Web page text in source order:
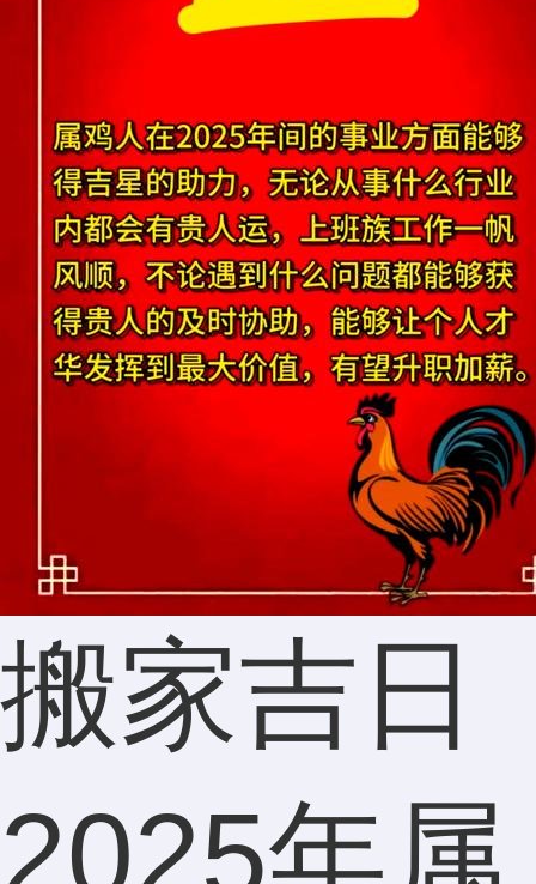
换了。
李先生
分析还
是很准
搬家吉日
2025年属